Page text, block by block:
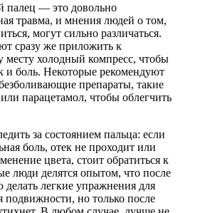
— это довольно
травма, и мнения людей о том,
могут сильно различаться.
сразу же приложить к
месту холодный компресс, чтобы
и боль. Некоторые рекомендуют
препараты, такие
парацетамол, чтобы облегчить
за состоянием пальца: если
боль, отек не проходит или
цвета, стоит обратиться к
люди делятся опытом, что после
делать легкие упражнения для
подвижности, но только после